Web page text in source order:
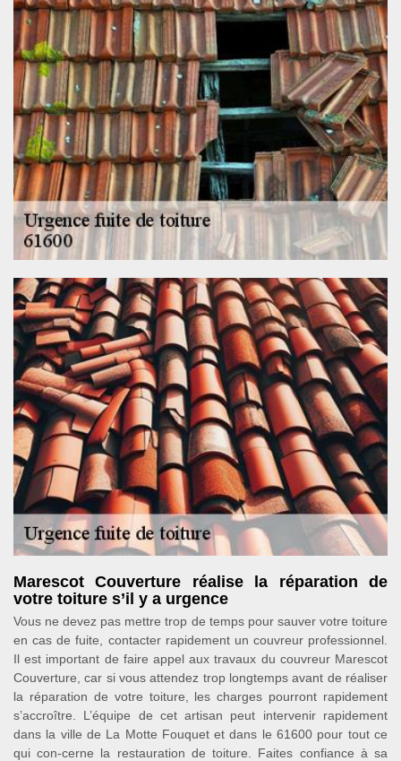
Marescot Couverture réalise la réparation de
votre toiture s’il y a urgence
Vous ne devez pas mettre trop de temps pour sauver votre toiture
en cas de fuite, contacter rapidement un couvreur professionnel.
Il est important de faire appel aux travaux du couvreur Marescot
Couverture, car si vous attendez trop longtemps avant de réaliser
la réparation de votre toiture, les charges pourront rapidement
s’accroître. L’équipe de cet artisan peut intervenir rapidement
dans la ville de La Motte Fouquet et dans le 61600 pour tout ce
qui con-cerne la restauration de toiture. Faites confiance à sa